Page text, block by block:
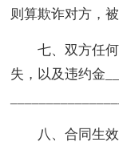
则算欺诈对方，
七、双方任何
失，以及违约金
八、合同生效